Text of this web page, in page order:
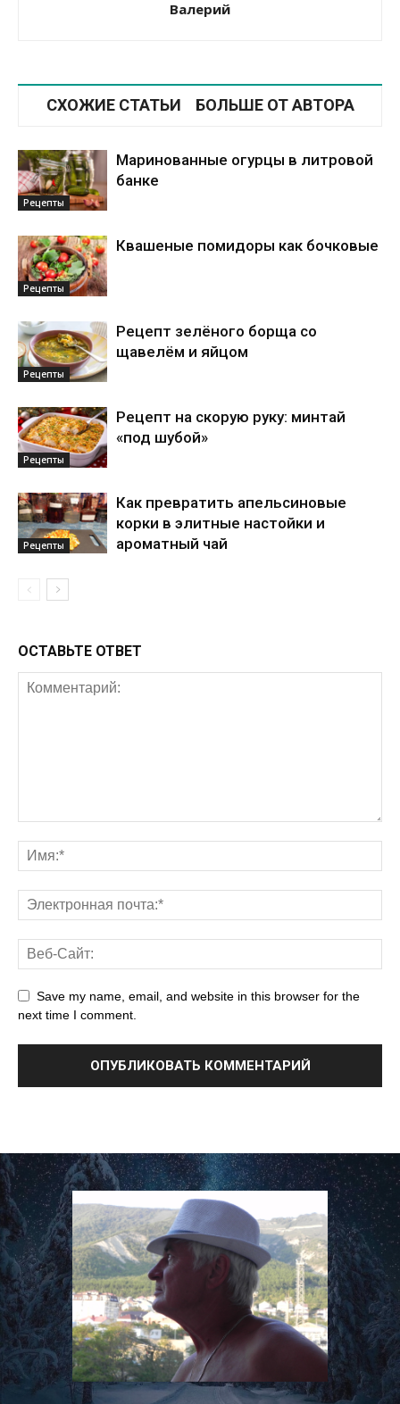
Валерий
СХОЖИЕ СТАТЬИ БОЛЬШЕ ОТ АВТОРА
Рецепты
Маринованные огурцы в литровой
банке
Рецепты
Квашеные помидоры как бочковые
Рецепты
Рецепт зелёного борща со
щавелём и яйцом
Рецепты
Рецепт на скорую руку: минтай
«под шубой»
Рецепты
Как превратить апельсиновые
корки в элитные настойки и
ароматный чай
ОСТАВЬТЕ ОТВЕТ
Save my name, email, and website in this browser for the
next time I comment.